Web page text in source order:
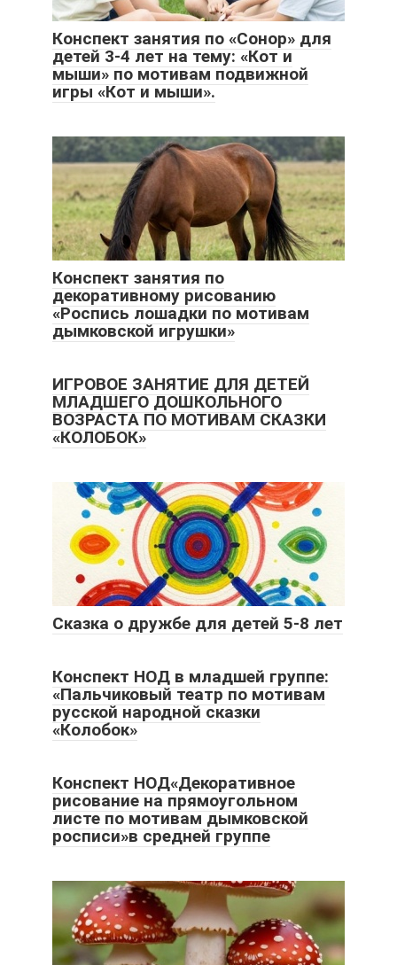
Конспект занятия по «Сонор» для
детей 3-4 лет на тему: «Кот и
мыши» по мотивам подвижной
игры «Кот и мыши».
Конспект занятия по
декоративному рисованию
«Роспись лошадки по мотивам
дымковской игрушки»
ИГРОВОЕ ЗАНЯТИЕ ДЛЯ ДЕТЕЙ
МЛАДШЕГО ДОШКОЛЬНОГО
ВОЗРАСТА ПО МОТИВАМ СКАЗКИ
«КОЛОБОК»
Сказка о дружбе для детей 5-8 лет
Конспект НОД в младшей группе:
«Пальчиковый театр по мотивам
русской народной сказки
«Колобок»
Конспект НОД«Декоративное
рисование на прямоугольном
листе по мотивам дымковской
росписи»в средней группе